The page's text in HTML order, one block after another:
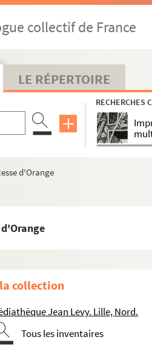
collectif de France
LE RÉPERTOIRE
RECHERCHES
d'Orange
collection
Jean Levy. Lille, Nord.
Tous les inventaires